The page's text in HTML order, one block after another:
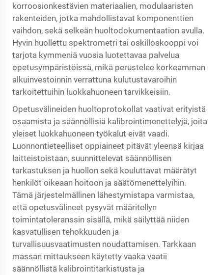
korroosionkestävien materiaalien, modulaaristen
rakenteiden, jotka mahdollistavat komponenttien
vaihdon, sekä selkeän huoltodokumentaation avulla.
Hyvin huollettu spektrometri tai oskilloskooppi voi
tarjota kymmeniä vuosia luotettavaa palvelua
opetusympäristöissä, mikä perustelee korkeamman
alkuinvestoinnin verrattuna kulutustavaroihin
tarkoitettuihin luokkahuoneen tarvikkeisiin.
Opetusvälineiden huoltoprotokollat vaativat erityistä
osaamista ja säännöllisiä kalibrointimenettelyjä, joita
yleiset luokkahuoneen työkalut eivät vaadi.
Luonnontieteelliset oppiaineet pitävät yleensä kirjaa
laitteistoistaan, suunnittelevat säännöllisen
tarkastuksen ja huollon sekä kouluttavat määrätyt
henkilöt oikeaan hoitoon ja säätömenettelyihin.
Tämä järjestelmällinen lähestymistapa varmistaa,
että opetusvälineet pysyvät määritellyn
toimintatoleranssin sisällä, mikä säilyttää niiden
kasvatullisen tehokkuuden ja
turvallisuusvaatimusten noudattamisen. Tarkkaan
massan mittaukseen käytetty vaaka vaatii
säännöllistä kalibrointitarkistusta ja